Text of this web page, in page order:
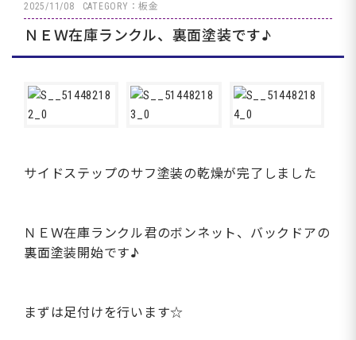
2025/11/08 CATEGORY：板金
ＮＥＷ在庫ランクル、裏面塗装です♪
サイドステップのサフ塗装の乾燥が完了しました
ＮＥＷ在庫ランクル君のボンネット、バックドアの
裏面塗装開始です♪
まずは足付けを行います☆